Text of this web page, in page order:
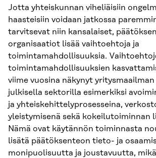
Jotta yhteiskunnan viheliäisiin
haasteisiin voidaan jatkossa
tarvitsevat niin kansalaiset,
organisaatiot lisää vaihtoehtoja ja
toimintamahdollisuuksia.
toimintamahdollisuuksien
viime vuosina näkynyt
julkisella sektorilla esimerkiksi
ja yhteiskehittelyprosesseina,
yleistymisenä sekä kokeilutoiminnan
Nämä ovat käytännön toiminnasta
lisätä päätöksenteon tieto- ja
monipuolisuutta ja joustavuutta,